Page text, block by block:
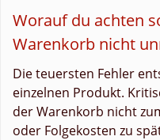
Worauf du achten
Warenkorb nicht
Die teuersten Fehler
einzelnen Produkt.
der Warenkorb nicht
oder Folgekosten zu